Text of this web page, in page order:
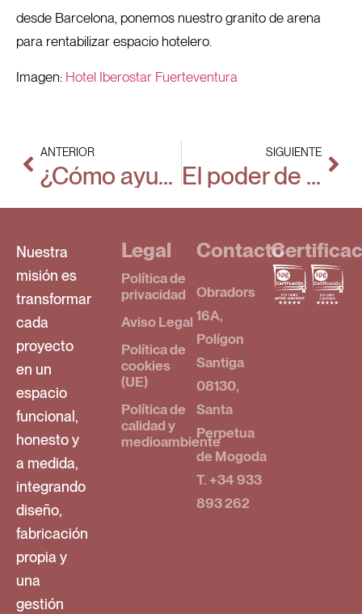
desde Barcelona, ponemos nuestro granito de arena
para rentabilizar espacio hotelero.
Imagen: Hotel Iberostar Fuerteventura
ANTERIOR
¿Cómo ayuda el mobiliario a rentabilizar el espacio en las residencias de estudiantes?
SIGUIENTE
El poder de atracción de ese hotel internacional que es diferente a todo
Nuestra
misión es
transformar
cada
proyecto
en un
espacio
funcional,
honesto y
a medida,
integrando
diseño,
fabricación
propia y
una
gestión
Legal
Política de
privacidad
Aviso Legal
Política de
cookies
(UE)
Política de
calidad y
medioambiente
Contacto
Obradors
16A,
Polígon
Santiga
08130,
Santa
Perpetua
de Mogoda
T. +34 933
893 262